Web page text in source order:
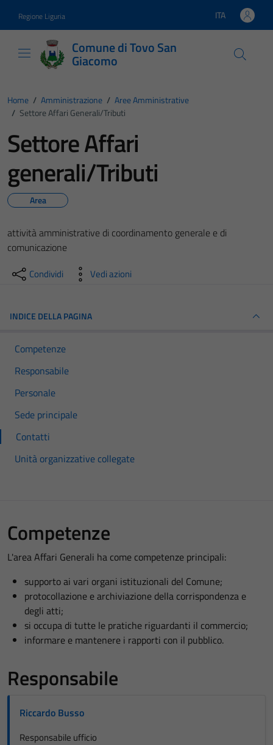
Regione Liguria Lingua attiva:
ITA
Comune di Tovo San
Giacomo
Home / Amministrazione / Aree Amministrative
/ Settore Affari Generali/Tributi
Settore Affari
generali/Tributi
Area
attività amministrative di coordinamento generale e di
comunicazione
Condividi Vedi azioni
INDICE DELLA PAGINA
Competenze
Responsabile
Personale
Sede principale
Contatti
Unità organizzative collegate
Competenze
L'area Affari Generali ha come competenze principali:
supporto ai vari organi istituzionali del Comune;
protocollazione e archiviazione della corrispondenza e
degli atti;
si occupa di tutte le pratiche riguardanti il commercio;
informare e mantenere i rapporti con il pubblico.
Responsabile
Riccardo Busso
Responsabile ufficio